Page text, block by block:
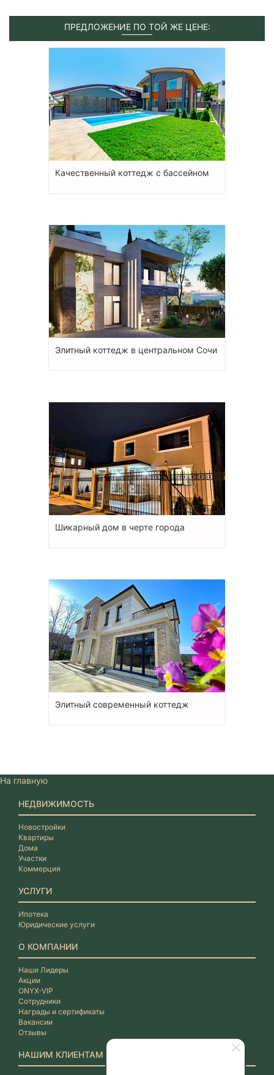
ПРЕДЛОЖЕНИЕ ПО ТОЙ ЖЕ ЦЕНЕ:
Качественный коттедж с бассейном
Элитный коттедж в центральном Сочи
Шикарный дом в черте города
Элитный современный коттедж
На главную
НЕДВИЖИМОСТЬ
Новостройки
Квартиры
Дома
Участки
Коммерция
УСЛУГИ
Ипотека
Юридические услуги
О КОМПАНИИ
Наши Лидеры
Акции
ONYX-VIP
Сотрудники
Награды и сертификаты
Вакансии
Отзывы
НАШИМ КЛИЕНТАМ